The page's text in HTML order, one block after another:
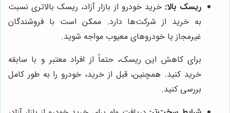
ریسک بالا: خرید خودرو از بازار آزاد، ریسک بالاتری نسبت
به خرید از شرکت‌ها دارد. ممکن است با فروشندگان
غیرمجاز یا خودروهای معیوب مواجه شوید.
برای کاهش این ریسک، حتماً از افراد معتبر و با سابقه
خرید کنید. همچنین، قبل از خرید، خودرو را به طور کامل
بررسی کنید.